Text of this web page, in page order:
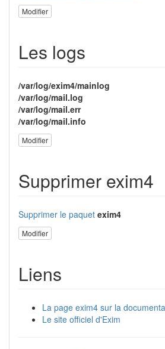
Modifier
Les logs
/var/log/exim4/mainlog
/var/log/mail.log
/var/log/mail.err
/var/log/mail.info
Modifier
Supprimer exim4
Supprimer le paquet exim4
Modifier
Liens
La page exim4 sur la
Le site officiel d'Exim